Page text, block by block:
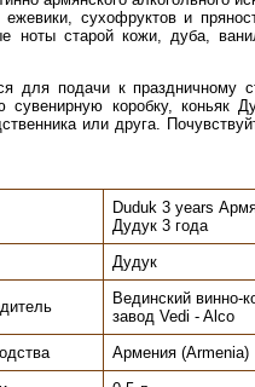
сухофруктов и
ноты старой кожи, дуба,
для подачи к праздничному
сувенирную коробку, коньяк
или друга.
Duduk 3 years
Дудук 3 года
Дудук
Вединский винно-
завод Vedi - Alco
Армения (Armenia)